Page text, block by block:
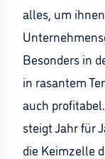
alles, um
Besonders in
in rasantem
auch
steigt Jahr für
die Keimzelle